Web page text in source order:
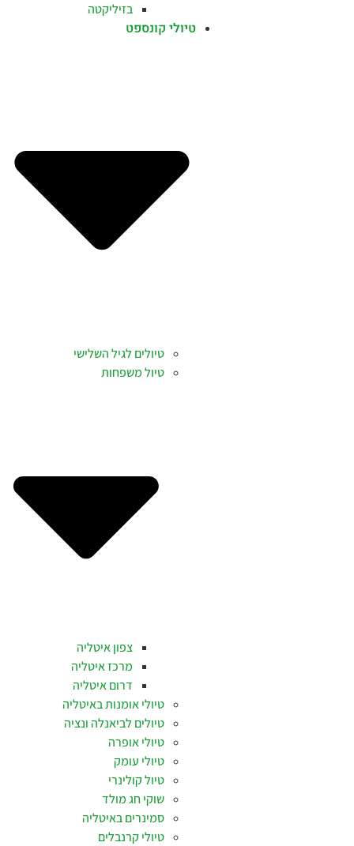
בזיליקטה
טיולי קונספט
טיולים לגיל השלישי
טיול משפחות
צפון איטליה
מרכז איטליה
דרום איטליה
טיולי אומנות באיטליה
טיולים לביאנלה ונציה
טיולי אופרה
טיולי עומק
טיול קולינרי
שוקי חג מולד
סמינרים באיטליה
טיולי קרנבלים